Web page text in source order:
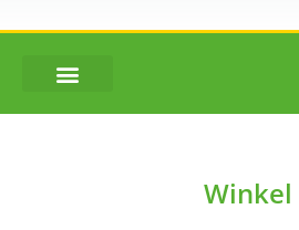
Winkel